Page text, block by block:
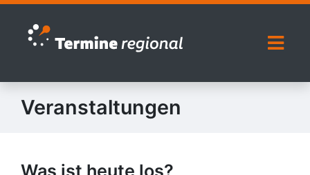
Zur Navigation springen
Zum Inhalt springen
Veranstaltungen
Was ist heute los?